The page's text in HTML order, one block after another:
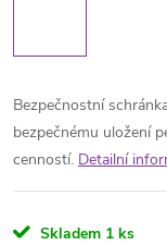
Bezpečnostní
bezpečnému uložení
cenností. Detailní
Skladem 1 ks